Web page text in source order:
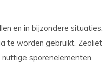
en in bijzondere situaties.
te worden gebruikt. Zeoliet
sporenelementen.